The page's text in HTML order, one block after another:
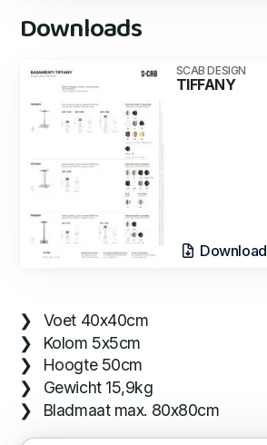
Downloads
SCAB DESIGN
TIFFANY
Download
Voet 40x40cm
Kolom 5x5cm
Hoogte 50cm
Gewicht 15,9kg
Bladmaat max. 80x80cm